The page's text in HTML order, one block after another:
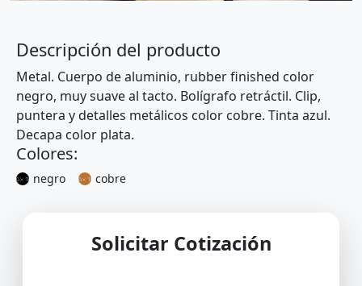
Descripción del producto
Metal. Cuerpo de aluminio, rubber finished color
negro, muy suave al tacto. Bolígrafo retráctil. Clip,
puntera y detalles metálicos color cobre. Tinta azul.
Decapa color plata.
Colores:
negro cobre
Solicitar Cotización